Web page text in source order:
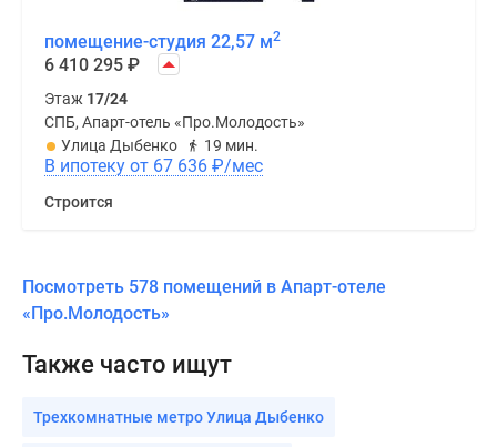
помещение-студия 22,57 м2
6 410 295 ₽
Этаж 17/24
СПБ, Апарт-отель «Про.Молодость»
Улица Дыбенко
19 мин.
В ипотеку от 67 636 ₽/мес
Строится
Посмотреть 578 помещений в Апарт-отеле
«Про.Молодость»
Также часто ищут
Трехкомнатные метро Улица Дыбенко